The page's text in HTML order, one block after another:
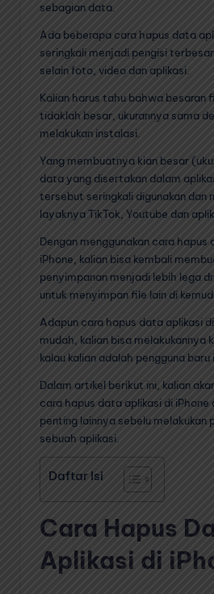
sebagian data.
Ada beberapa cara hapus data
seringkali menjadi pengisi
selain foto, video dan aplikasi.
Kalian harus tahu bahwa besaran
tidaklah besar, ukurannya sama
melakukan instalasi.
Yang membuatnya kian besar
data yang disertakan dalam
tersebut seringkali digunakan dan
layaknya TikTok, Youtube dan
Dengan menggunakan cara hapus
iPhone, kalian bisa kembali
penyimpanan menjadi lebih lega
untuk menyimpan file lain di
Adapun cara hapus data aplikasi
mudah, kalian bisa melakukannya
kalau kalian adalah pengguna baru
Dalam artikel berikut ini, kalian
cara hapus data aplikasi di iPhone
penting lainnya sebelu melakukan
sebuah aplikasi.
Daftar Isi
Cara Hapus
Aplikasi di